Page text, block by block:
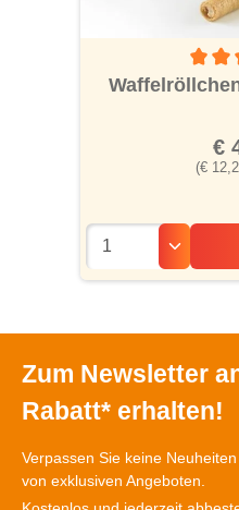
5 von 5 Sternen
(€
€
Zum Newsletter
Rabatt* erhalten!
Verpassen Sie keine
von exklusiven Angeboten.